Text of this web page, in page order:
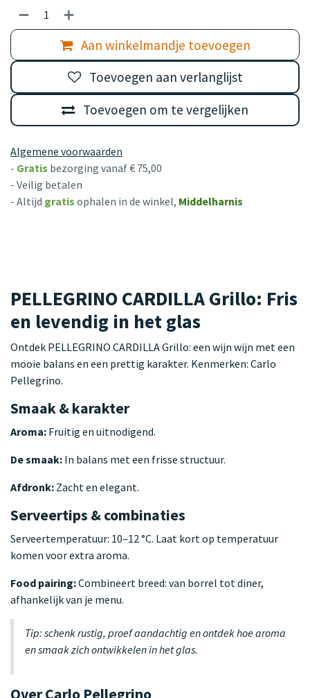
Aan winkelmandje toevoegen
Toevoegen om te vergelijken
Toevoegen aan verlanglijst
Algemene voorwaarden
- Gratis bezorging vanaf € 75,00
- Veilig betalen
- Altijd gratis ophalen in de winkel, Middelharnis
PELLEGRINO CARDILLA Grillo: Fris
en levendig in het glas
Ontdek PELLEGRINO CARDILLA Grillo: een wijn wijn met een
mooie balans en een prettig karakter. Kenmerken: Carlo
Pellegrino.
Smaak & karakter
Aroma: Fruitig en uitnodigend.
De smaak: In balans met een frisse structuur.
Afdronk: Zacht en elegant.
Serveertips & combinaties
Serveertemperatuur: 10–12 °C. Laat kort op temperatuur
komen voor extra aroma.
Food pairing:Combineert breed: van borrel tot diner,
afhankelijk van je menu.
Tip: schenk rustig, proef aandachtig en ontdek hoe aroma
en smaak zich ontwikkelen in het glas.
Over Carlo Pellegrino